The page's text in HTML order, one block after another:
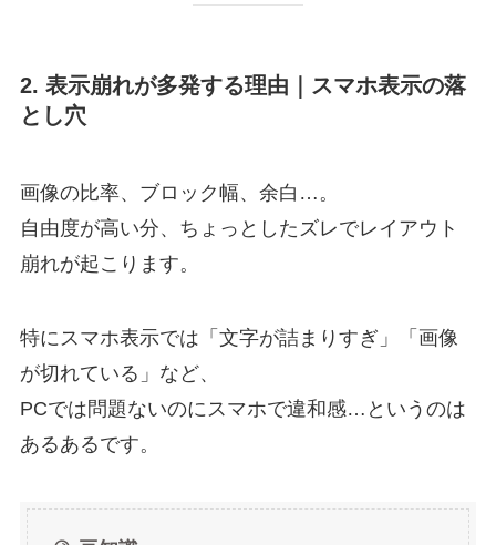
2. 表示崩れが多発する理由｜スマホ表示の落
とし穴
画像の比率、ブロック幅、余白…。
自由度が高い分、ちょっとしたズレでレイアウト
崩れが起こります。
特にスマホ表示では「文字が詰まりすぎ」「画像
が切れている」など、
PCでは問題ないのにスマホで違和感…というのは
あるあるです。